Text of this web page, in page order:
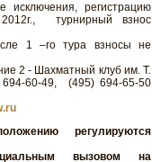
исключения, регистрацию
турнирный взнос
1 –го тура взносы не
2 - Шахматный клуб им. Т.
694-60-49, (495) 694-65-50
регулируются
вызовом на